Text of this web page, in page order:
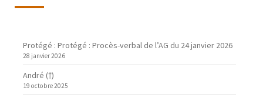
Protégé : Protégé : Procès-verbal de l’AG du 24 janvier 2026
28 janvier 2026
André (†)
19 octobre 2025